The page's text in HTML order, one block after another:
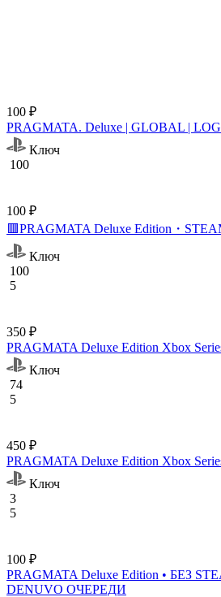
100 ₽
PRAGMATA. Deluxe | GLOBAL |
Ключ
100
100 ₽
🟥PRAGMATA Deluxe Edition・
Ключ
100
5
350 ₽
PRAGMATA Deluxe Edition Xbox
Ключ
74
5
450 ₽
PRAGMATA Deluxe Edition Xbox
Ключ
3
5
100 ₽
PRAGMATA Deluxe Edition • БЕЗ
DENUVO ОЧЕРЕДИ